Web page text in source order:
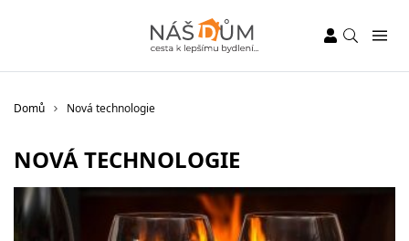
Domů Nová technologie
NOVÁ TECHNOLOGIE